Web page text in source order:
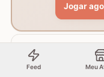
Jogar
Artigo
Feed Meu